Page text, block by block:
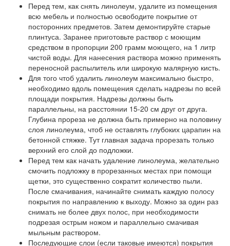
Перед тем, как снять линолеум, удалите из помещения
всю мебель и полностью освободите покрытие от
посторонних предметов. Затем демонтируйте старые
плинтуса. Заранее приготовьте раствор с моющим
средством в пропорции 200 грамм моющего, на 1 литр
чистой воды. Для нанесения раствора можно применять
переносной распылитель или широкую малярную кисть.
Для того чтоб удалить линолеум максимально быстро,
необходимо вдоль помещения сделать надрезы по всей
площади покрытия. Надрезы должны быть
параллельны, на расстоянии 15-20 см друг от друга.
Глубина прореза не должна быть примерно на половину
слоя линолеума, чтоб не оставлять глубоких царапин на
бетонной стяжке. Тут главная задача прорезать только
верхний его слой до подложки.
Перед тем как начать удаление линолеума, желательно
смочить подложку в прорезанных местах при помощи
щетки, это существенно сократит количество пыли.
После смачивания, начинайте снимать каждую полосу
покрытия по направлению к выходу. Можно за один раз
снимать не более двух полос, при необходимости
подрезая острым ножом и параллельно смачивая
мыльным раствором.
Последующие слои (если таковые имеются) покрытия